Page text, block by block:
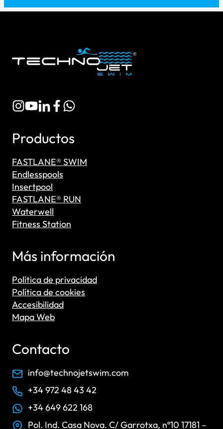
Productos
FASTLANE® SWIM
Endlesspools
Insertpool
FASTLANE® RUN
Waterwell
Fitness Station
Más información
Política de privacidad
Política de cookies
Accesibilidad
Mapa Web
Contacto
info@technojetswim.com
+34 972 48 43 42
+34 649 622 168
Pol. Ind. Casa Nova. C/ Garrotxa, nº10 17181 –